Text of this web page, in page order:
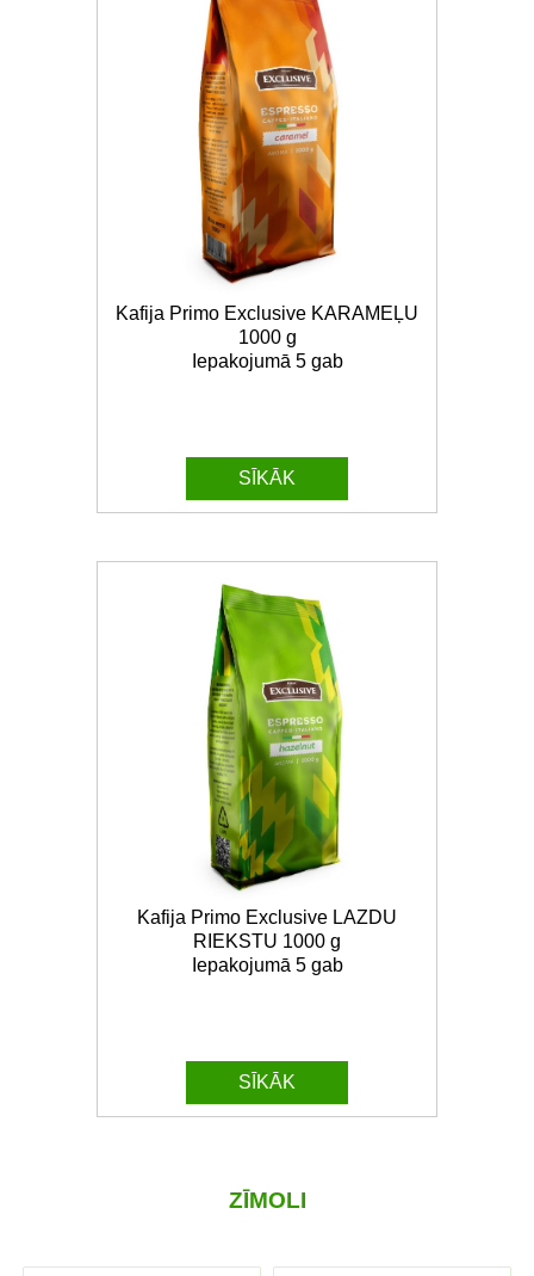
Kafija Primo Exclusive KARAMEĻU
1000 g
Iepakojumā 5 gab
SĪKĀK
Kafija Primo Exclusive LAZDU
RIEKSTU 1000 g
Iepakojumā 5 gab
SĪKĀK
ZĪMOLI